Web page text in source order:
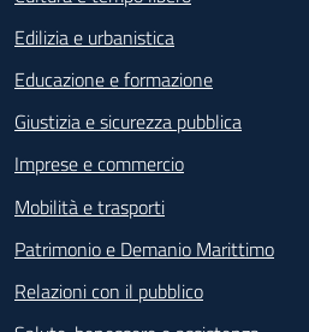
Edilizia e urbanistica
Educazione e formazione
Giustizia e sicurezza pubblica
Imprese e commercio
Mobilità e trasporti
Patrimonio e Demanio Marittimo
Relazioni con il pubblico